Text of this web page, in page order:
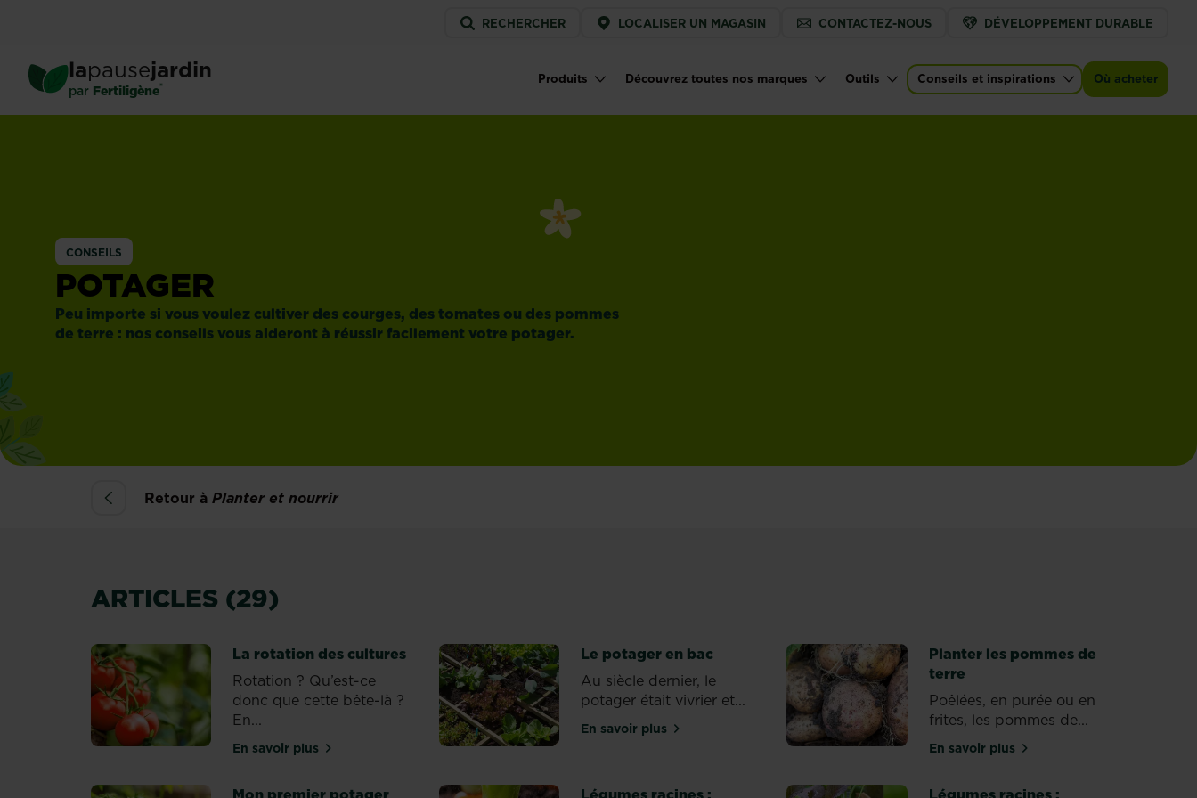
content
Service
menu
RECHERCHER LOCALISER UN MAGASIN CONTACTEZ-NOUS DÉVELOPPEMENT DURABLE
lapausejardin
par Fertiligène® Main navigation
Produits Découvrez toutes nos marques Outils Conseils et inspirations Où acheter
CONSEILS
POTAGER
Peu importe si vous voulez cultiver des courges, des tomates ou des pommes
de terre : nos conseils vous aideront à réussir facilement votre potager.
Retour à Planter et nourrir
ARTICLES (29)
La rotation des cultures
Rotation ? Qu’est-ce
donc que cette bête-là ?
En...
En savoir plussur La rotation des cultures
Le potager en bac
Au siècle dernier, le
potager était vivrier et...
En savoir plussur Le potager en bac
Planter les pommes de
terre
Poêlées, en purée ou en
frites, les pommes de...
En savoir plussur Planter les pommes de terre